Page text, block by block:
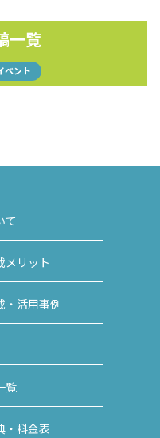
一覧
ベント
て
リット
活用事例
覧
・料金表